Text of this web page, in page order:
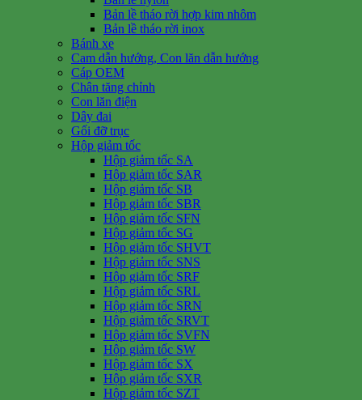
Bản lề tháo rời hợp kim nhôm
Bản lề tháo rời inox
Bánh xe
Cam dẫn hướng, Con lăn dẫn hướng
Cáp OEM
Chân tăng chỉnh
Con lăn điện
Dây đai
Gối đỡ trục
Hộp giảm tốc
Hộp giảm tốc SA
Hộp giảm tốc SAR
Hộp giảm tốc SB
Hộp giảm tốc SBR
Hộp giảm tốc SFN
Hộp giảm tốc SG
Hộp giảm tốc SHVT
Hộp giảm tốc SNS
Hộp giảm tốc SRF
Hộp giảm tốc SRL
Hộp giảm tốc SRN
Hộp giảm tốc SRVT
Hộp giảm tốc SVFN
Hộp giảm tốc SW
Hộp giảm tốc SX
Hộp giảm tốc SXR
Hộp giảm tốc SZT